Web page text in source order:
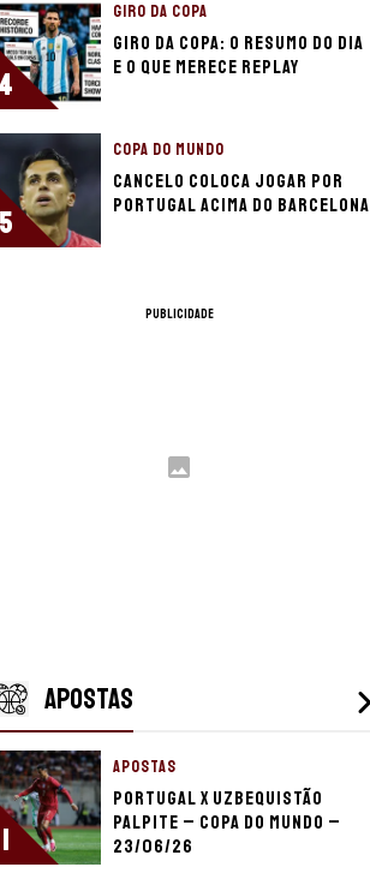
4
GIRO DA COPA
Giro da Copa: O resumo do dia
e o que merece replay
5
COPA DO MUNDO
Cancelo coloca jogar por
Portugal acima do Barcelona
PUBLICIDADE
APOSTAS
1
APOSTAS
Portugal x Uzbequistão
palpite – Copa do Mundo –
23/06/26